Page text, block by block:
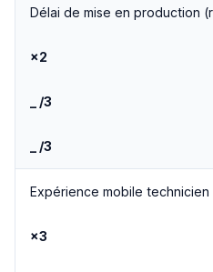
Délai de mise en production
×2
_ /3
_ /3
Expérience mobile technicien
×3